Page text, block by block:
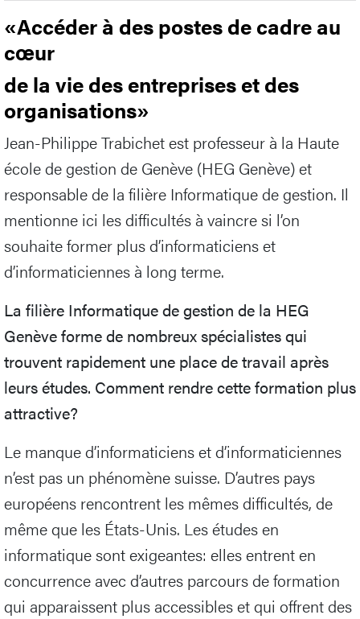
«Accéder à des postes de cadre au
cœur
de la vie des entreprises et des
organisations»
Jean-Philippe Trabichet est professeur à la Haute
école de gestion de Genève (HEG Genève) et
responsable de la filière Informatique de gestion. Il
mentionne ici les difficultés à vaincre si l’on
souhaite former plus d’informaticiens et
d’informaticiennes à long terme.
La filière Informatique de gestion de la HEG
Genève forme de nombreux spécialistes qui
trouvent rapidement une place de travail après
leurs études. Comment rendre cette formation plus
attractive?
Le manque d’informaticiens et d’informaticiennes
n’est pas un phénomène suisse. D’autres pays
européens rencontrent les mêmes difficultés, de
même que les États-Unis. Les études en
informatique sont exigeantes: elles entrent en
concurrence avec d’autres parcours de formation
qui apparaissent plus accessibles et qui offrent des